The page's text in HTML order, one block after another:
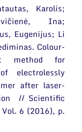
Karolis;
Ina;
Eugenijus; Li
Colour-
method for
electrolessly
after laser-
// Scientific
6 (2016), p.